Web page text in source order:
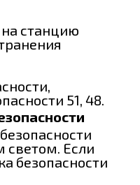
станцию
51, 48.
светом. Если
безопасности